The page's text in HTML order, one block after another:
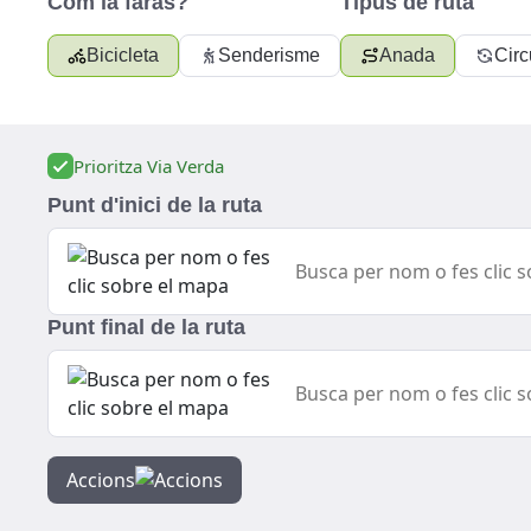
Bicicleta Senderisme Anada
Prioritza Via Verda
Punt d'inici de la ruta
Punt final de la ruta
Accions